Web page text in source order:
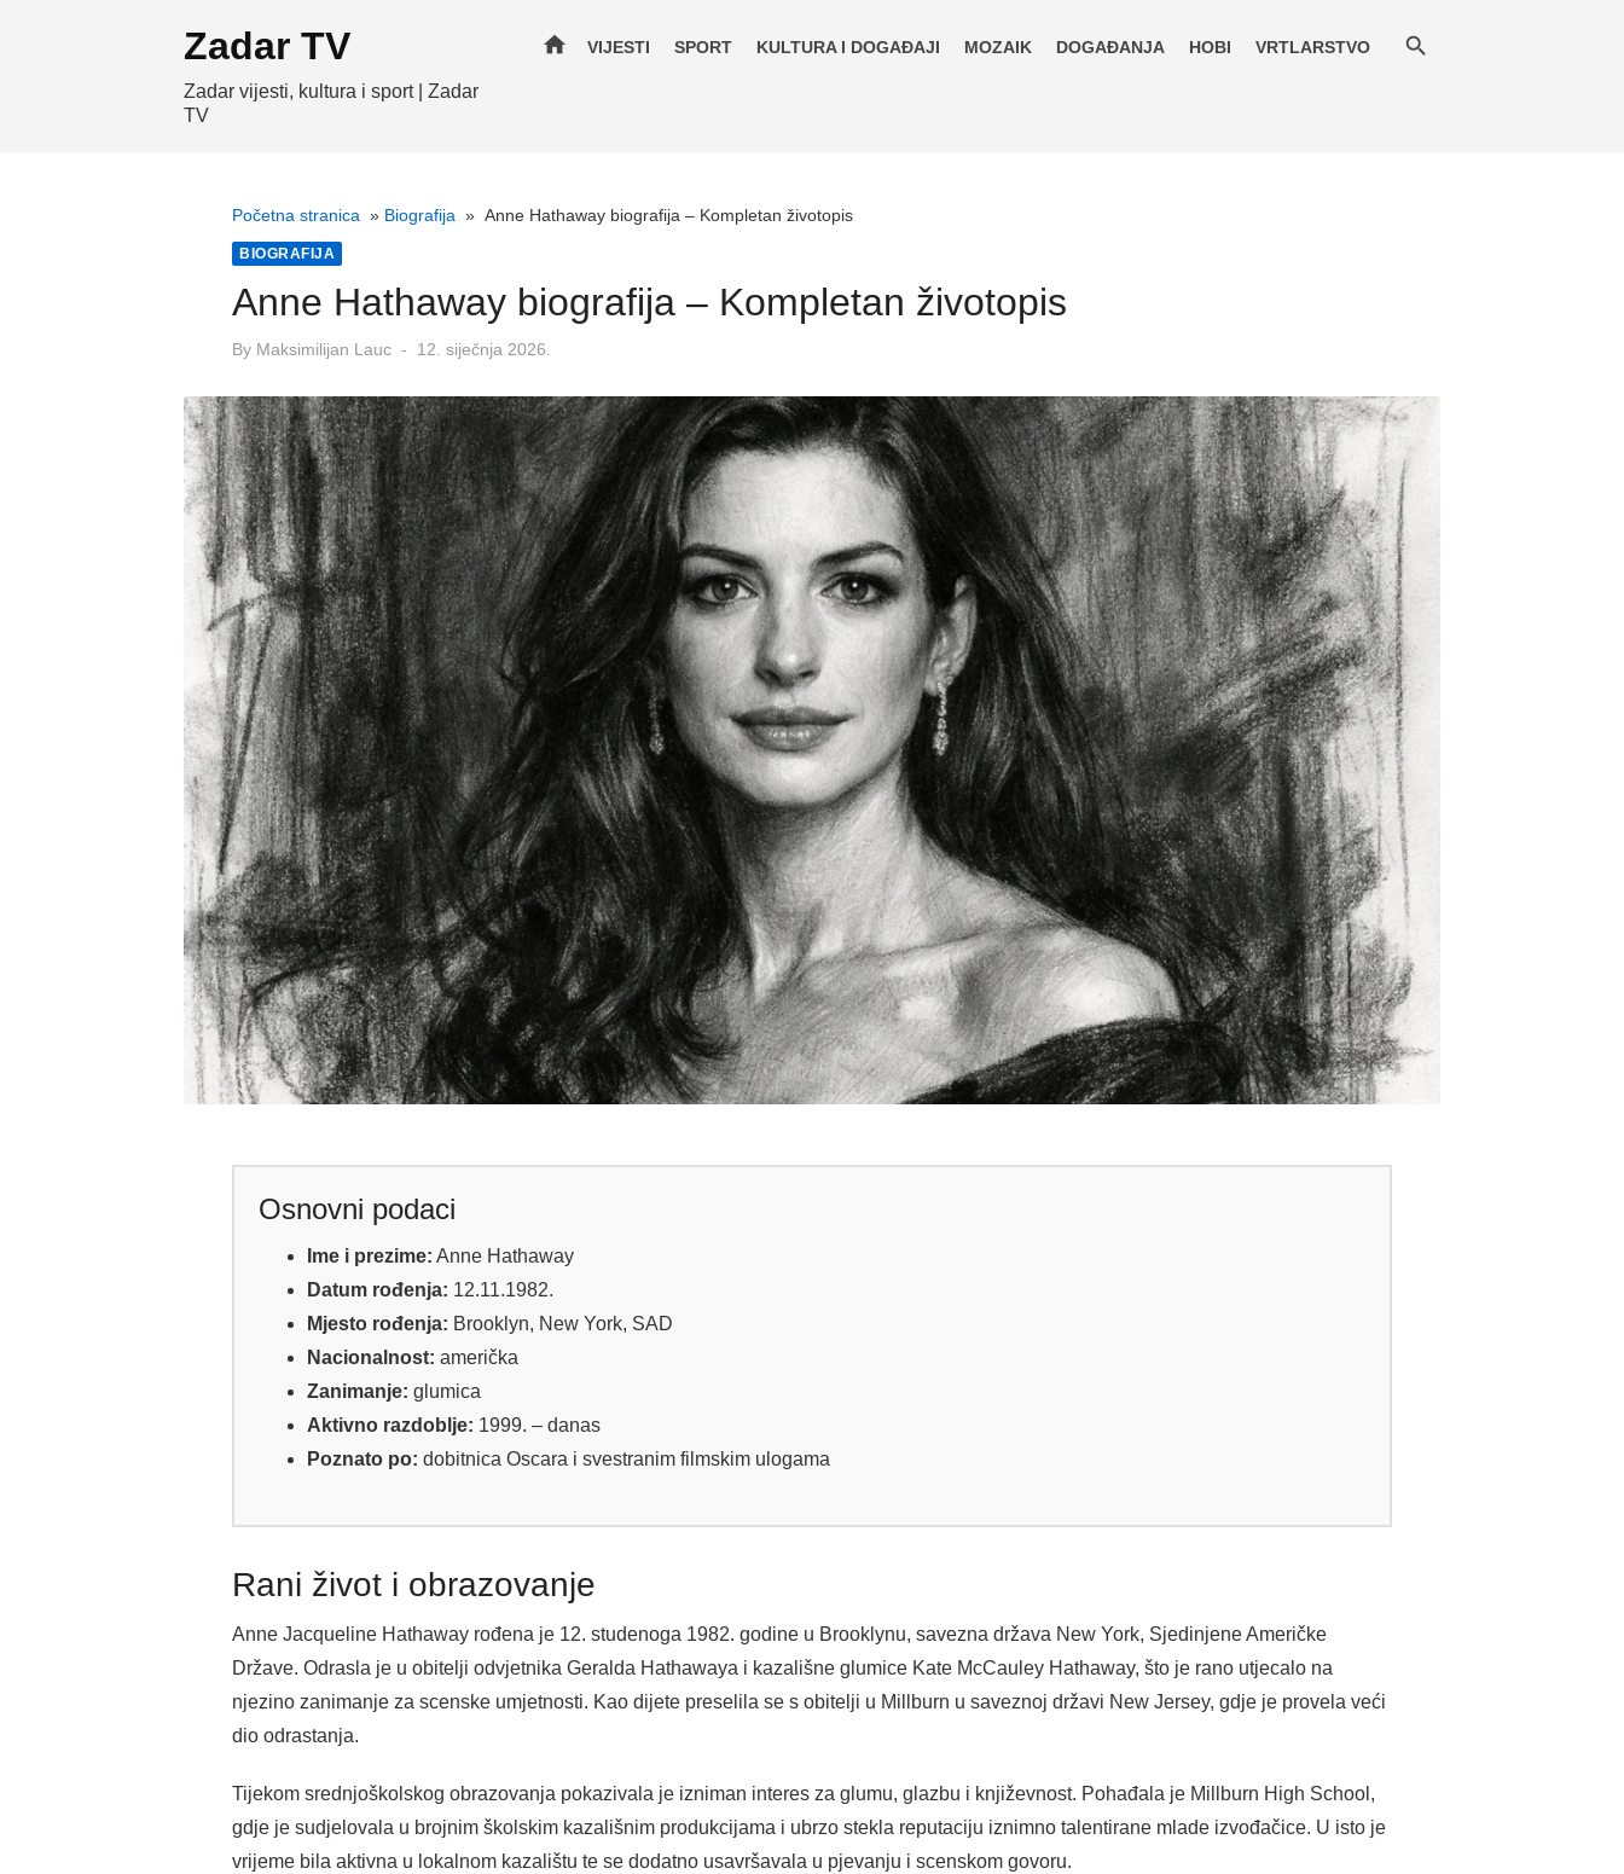
Zadar TV
Zadar vijesti, kultura i sport | Zadar
TV
home VIJESTI SPORT KULTURA I DOGAĐAJI MOZAIK DOGAĐANJA HOBI VRTLARSTVO
Početna stranica » Biografija » Anne Hathaway biografija – Kompletan životopis
BIOGRAFIJA
Anne Hathaway biografija – Kompletan životopis
By Maksimilijan Lauc
Posted
12. siječnja 2026.
Osnovni podaci
Ime i prezime: Anne Hathaway
Datum rođenja: 12.11.1982.
Mjesto rođenja: Brooklyn, New York, SAD
Nacionalnost: američka
Zanimanje: glumica
Aktivno razdoblje: 1999. – danas
Poznato po: dobitnica Oscara i svestranim filmskim ulogama
Rani život i obrazovanje
Anne Jacqueline Hathaway rođena je 12. studenoga 1982. godine u Brooklynu, savezna država New York, Sjedinjene Američke
Države. Odrasla je u obitelji odvjetnika Geralda Hathawaya i kazališne glumice Kate McCauley Hathaway, što je rano utjecalo na
njezino zanimanje za scenske umjetnosti. Kao dijete preselila se s obitelji u Millburn u saveznoj državi New Jersey, gdje je provela veći
dio odrastanja.
Tijekom srednjoškolskog obrazovanja pokazivala je izniman interes za glumu, glazbu i književnost. Pohađala je Millburn High School,
gdje je sudjelovala u brojnim školskim kazališnim produkcijama i ubrzo stekla reputaciju iznimno talentirane mlade izvođačice. U isto je
vrijeme bila aktivna u lokalnom kazalištu te se dodatno usavršavala u pjevanju i scenskom govoru.